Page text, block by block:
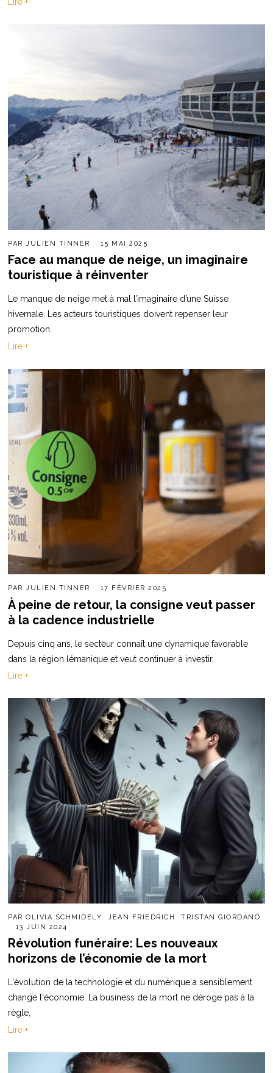
PAR JULIEN TINNER 15 MAI 2025
Face au manque de neige, un imaginaire
touristique à réinventer
Le manque de neige met à mal l’imaginaire d’une Suisse
hivernale. Les acteurs touristiques doivent repenser leur
promotion.
Lire +
PARJULIEN TINNER 17 FÉVRIER 2025
À peine de retour, la consigne veut passer
à la cadence industrielle
Depuis cinq ans, le secteur connaît une dynamique favorable
dans la région lémanique et veut continuer à investir.
Lire +
PAROLIVIA SCHMIDELY JEAN FRIEDRICH
TRISTAN GIORDANO
13 JUIN 2024
Révolution funéraire: Les nouveaux
horizons de l’économie de la mort
L'évolution de la technologie et du numérique a sensiblement
changé l'économie. La business de la mort ne déroge pas à la
règle,
Lire +